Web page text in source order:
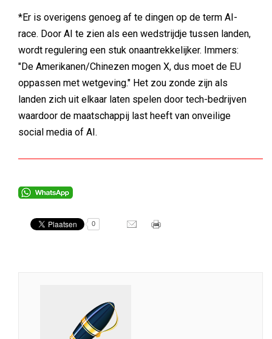
*Er is overigens genoeg af te dingen op de term AI-
race. Door AI te zien als een wedstrijdje tussen landen,
wordt regulering een stuk onaantrekkelijker. Immers:
"De Amerikanen/Chinezen mogen X, dus moet de EU
oppassen met wetgeving." Het zou zonde zijn als
landen zich uit elkaar laten spelen door tech-bedrijven
waardoor de maatschappij last heeft van onveilige
social media of AI.
0